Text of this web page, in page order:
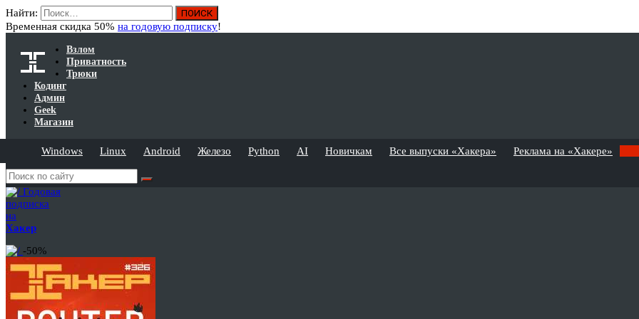
Найти:
Временная скидка 50% на годовую подписку!
Взлом
Приватность
Трюки
Кодинг
Админ
Geek
Магазин
Windows Linux Android Железо Python AI Новичкам Все выпуски «Хакера» Реклама на «Хакере»
Годовая
подписка
на
Хакер
-50%